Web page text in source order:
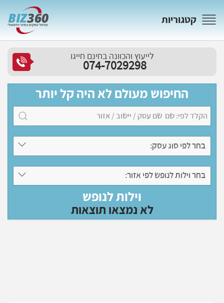
קטגוריות
לייעוץ והכוונה בחינם חייגו
074-7029298
החיפוש מעולם לא היה קל יותר
בחר לפי סוג עסק:
בחר וילות לנופש לפי אזור:
וילות לנופש
לא נמצאו תוצאות